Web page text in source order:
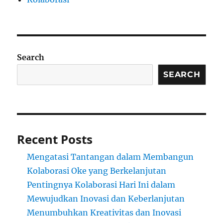
Search
SEARCH
Recent Posts
Mengatasi Tantangan dalam Membangun
Kolaborasi Oke yang Berkelanjutan
Pentingnya Kolaborasi Hari Ini dalam
Mewujudkan Inovasi dan Keberlanjutan
Menumbuhkan Kreativitas dan Inovasi